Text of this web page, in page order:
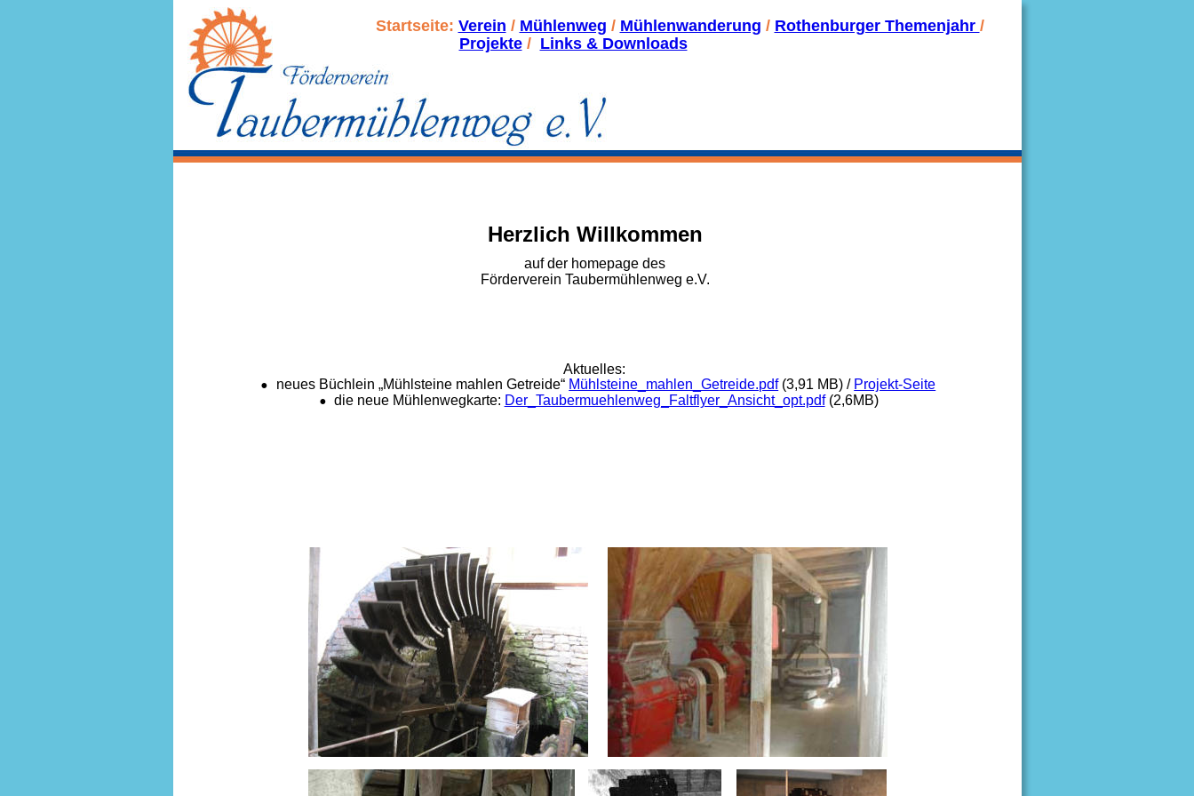
Herzlich Willkommen
auf der homepage des
Förderverein Taubermühlenweg e.V.
Aktuelles:
• neues Büchlein „Mühlsteine mahlen Getreide“ Mühlsteine_mahlen_Getreide.pdf (3,91 MB) / Projekt-Seite
• die neue Mühlenwegkarte: Der_Taubermuehlenweg_Faltflyer_Ansicht_opt.pdf (2,6MB)
Startseite: Verein / Mühlenweg / Mühlenwanderung / Rothenburger Themenjahr /
Projekte / Links & Downloads